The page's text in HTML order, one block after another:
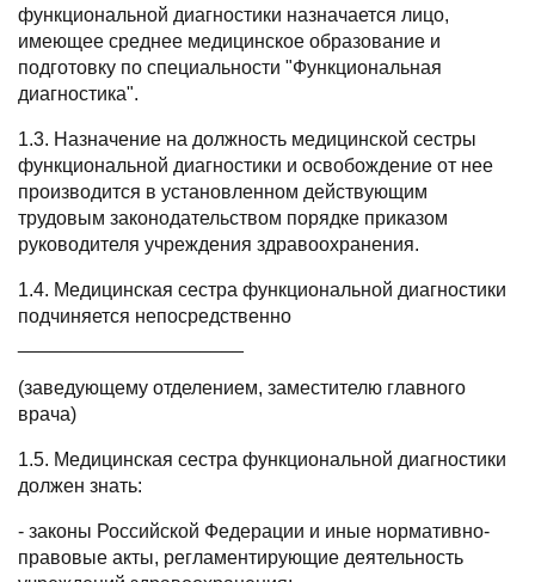
функциональной диагностики назначается лицо,
имеющее среднее медицинское образование и
подготовку по специальности "Функциональная
диагностика".
1.3. Назначение на должность медицинской сестры
функциональной диагностики и освобождение от нее
производится в установленном действующим
трудовым законодательством порядке приказом
руководителя учреждения здравоохранения.
1.4. Медицинская сестра функциональной диагностики
подчиняется непосредственно
(заведующему отделением, заместителю главного
врача)
1.5. Медицинская сестра функциональной диагностики
должен знать:
- законы Российской Федерации и иные нормативно-
правовые акты, регламентирующие деятельность